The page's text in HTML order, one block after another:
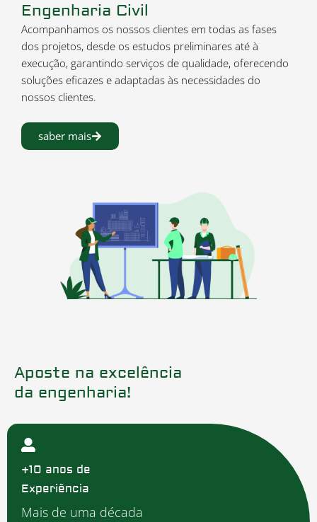
Engenharia Civil
Acompanhamos os nossos clientes em todas as fases
dos projetos, desde os estudos preliminares até à
execução, garantindo serviços de qualidade, oferecendo
soluções eficazes e adaptadas às necessidades do
nossos clientes.
saber mais
Aposte na excelência
da engenharia!